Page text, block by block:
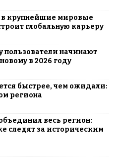
крупнейшие мировые
глобальную карьеру
пользователи начинают
в 2026 году
быстрее, чем ожидали:
региона
весь регион:
следят за историческим